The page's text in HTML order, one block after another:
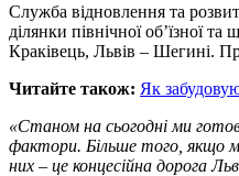
Служба відновлення та
ділянки північної об’їзної
Краківець, Львів – Шегині.
Читайте також: Як
«Станом на сьогодні ми
фактори. Більше того, якщо
них – це концесійна дорога